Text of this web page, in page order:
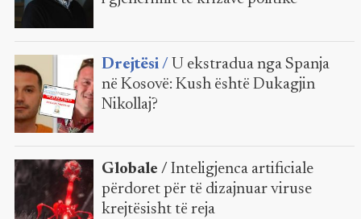
Drejtësi / U ekstradua nga Spanja
në Kosovë: Kush është Dukagjin
Nikollaj?
Globale / Inteligjenca artificiale
përdoret për të dizajnuar viruse
krejtësisht të reja